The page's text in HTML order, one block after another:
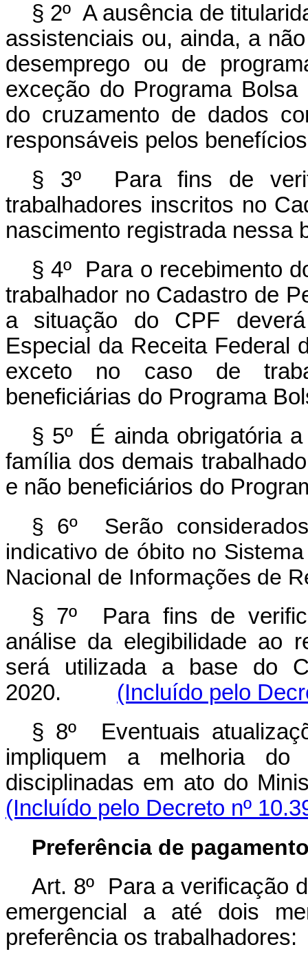
§ 2º Aausência de
assistenciais ou, ainda, a
desemprego ou de
exceção do Programa Bolsa
do cruzamento de dados
responsáveis pelos
§ 3º Para fins de
trabalhadores inscritos no
nascimento registrada nessa
§ 4º Para o recebimento
trabalhador no Cadastro de
a situação do CPF
Especial da Receita Federal
exceto no caso de
beneficiárias do Programa
§ 5º É ainda obrigatória
família dos demais
e não beneficiários do
§ 6º Serão
indicativo de óbito no
Nacional de Informações de
§ 7º Para fins de
análise da elegibilidade ao
será utilizada a base do
2020. (Incluído pelo
§ 8º Eventuais
impliquem a melhoria do
disciplinadas em ato do
(Incluído pelo Decreto nº
Preferência de
Art. 8º Para a verificação
emergencial a até dois
preferência os trabalhadores: